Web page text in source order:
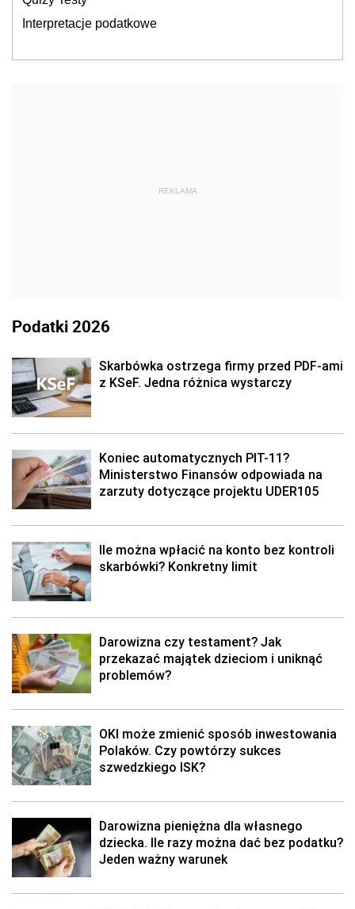
Interpretacje podatkowe
REKLAMA
Podatki 2026
Skarbówka ostrzega firmy przed PDF-ami
z KSeF. Jedna różnica wystarczy
Koniec automatycznych PIT-11?
Ministerstwo Finansów odpowiada na
zarzuty dotyczące projektu UDER105
Ile można wpłacić na konto bez kontroli
skarbówki? Konkretny limit
Darowizna czy testament? Jak
przekazać majątek dzieciom i uniknąć
problemów?
OKI może zmienić sposób inwestowania
Polaków. Czy powtórzy sukces
szwedzkiego ISK?
Darowizna pieniężna dla własnego
dziecka. Ile razy można dać bez podatku?
Jeden ważny warunek